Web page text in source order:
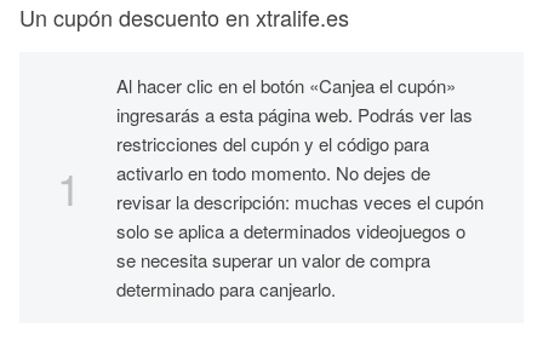
Un cupón descuento en xtralife.es
Al hacer clic en el botón «Canjea el cupón»
ingresarás a esta página web. Podrás ver las
restricciones del cupón y el código para
activarlo en todo momento. No dejes de
revisar la descripción: muchas veces el cupón
solo se aplica a determinados videojuegos o
se necesita superar un valor de compra
determinado para canjearlo.